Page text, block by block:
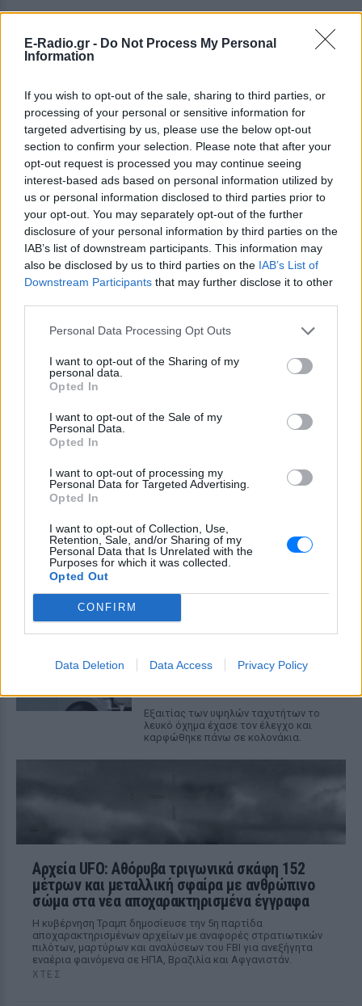
E-Radio.gr - Do Not Process My Personal
Information
If you wish to opt-out of the sale, sharing to third parties, or
processing of your personal or sensitive information for
targeted advertising by us, please use the below opt-out
section to confirm your selection. Please note that after your
opt-out request is processed you may continue seeing
interest-based ads based on personal information utilized by
us or personal information disclosed to third parties prior to
your opt-out. You may separately opt-out of the further
disclosure of your personal information by third parties on the
IAB’s list of downstream participants. This information may
also be disclosed by us to third parties on the IAB’s List of
Downstream Participants that may further disclose it to other
Personal Data Processing Opt Outs
I want to opt-out of the Sharing of my
personal data.
Opted In
I want to opt-out of the Sale of my
Personal Data.
Opted In
I want to opt-out of processing my
Personal Data for Targeted Advertising.
Opted In
I want to opt-out of Collection, Use,
Retention, Sale, and/or Sharing of my
Personal Data that Is Unrelated with the
Purposes for which it was collected.
Opted Out
CONFIRM
Data Deletion Data Access Privacy Policy
ΔΕΙΤΕ ΕΠΙΣΗΣ
ΣΤΗΝ ΙΔΙΑ ΚΑΤΗΓΟΡΙΑ
«Θέλω τον μπαμπά μου»: Το
βίντεο της μεθυσμένης οδηγού
που σκότωσε νύφη ώρες μετά
Η Jamie Lee Komoroski, με αλκοόλ
τριπλάσιο του νόμιμου ορίου, έπεσε
αστυνομικό τμήμα αποκαλύπτει τη
συμπεριφορά της λίγο μετά τη μοιραία
Τροχαίο στις Σέρρες: «Έχασα τη
γυναίκα και το παιδί μου, τα
έχασα όλα» ‑ Ο πόνος του
ΧΤΕΣ
Μητέρα 43 ετών και ο 21χρονος γιος της
σκοτώθηκαν σε μετωπική σύγκρουση με
– Δράμας, κοντά στην Παλαιοκώμη.
Καταδίωξη στο κέντρο της
Θεσσαλονίκης: Έσπασαν το
τζάμι του οδηγού – «Μην κάνεις
μ@@@», του φώναζαν
Εξαιτίας των υψηλών ταχυτήτων το
λευκό όχημα έχασε τον έλεγχο και
καρφώθηκε πάνω σε κολονάκια.
Αρχεία UFO: Αθόρυβα τριγωνικά σκάφη 152
μέτρων και μεταλλική σφαίρα με ανθρώπινο
σώμα στα νέα αποχαρακτηρισμένα έγγραφα
Η κυβέρνηση Τραμπ δημοσίευσε την 5η παρτίδα
αποχαρακτηρισμένων αρχείων με αναφορές στρατιωτικών
πιλότων, μαρτύρων και αναλύσεων του FBI για ανεξήγητα
εναέρια φαινόμενα σε ΗΠΑ, Βραζιλία και Αφγανιστάν.
ΧΤΕΣ